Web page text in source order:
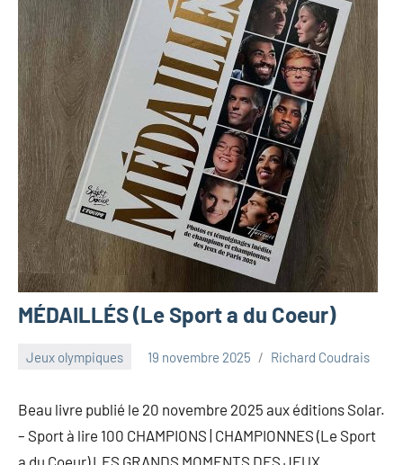
MÉDAILLÉS (Le Sport a du Coeur)
Jeux olympiques 19 novembre 2025 Richard Coudrais
Beau livre publié le 20 novembre 2025 aux éditions Solar.
– Sport à lire 100 CHAMPIONS | CHAMPIONNES (Le Sport
a du Coeur) LES GRANDS MOMENTS DES JEUX